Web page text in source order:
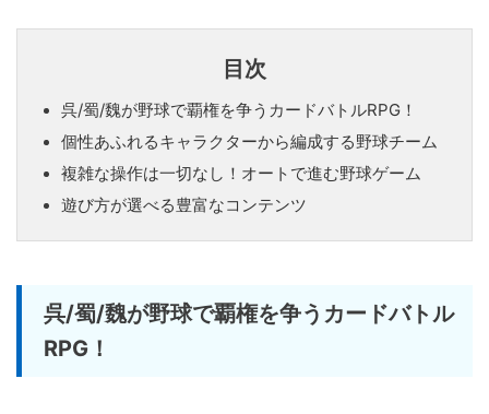
目次
呉/蜀/魏が野球で覇権を争うカードバトルRPG！
個性あふれるキャラクターから編成する野球チーム
複雑な操作は一切なし！オートで進む野球ゲーム
遊び方が選べる豊富なコンテンツ
呉/蜀/魏が野球で覇権を争うカードバトル
RPG！